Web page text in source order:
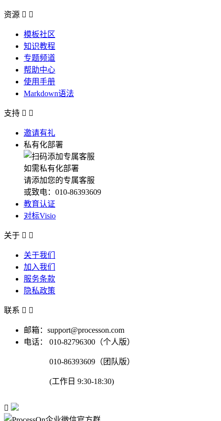
资源  
模板社区
知识教程
专题频道
帮助中心
使用手册
Markdown语法
支持  
邀请有礼
私有化部署
如需私有化部署
请添加您的专属客服
或致电：010-86393609
教育认证
对标Visio
关于  
关于我们
加入我们
服务条款
隐私政策
联系  
邮箱：support@processon.com
电话：
010-82796300（个人版）
010-86393609（团队版）
(工作日 9:30-18:30)
